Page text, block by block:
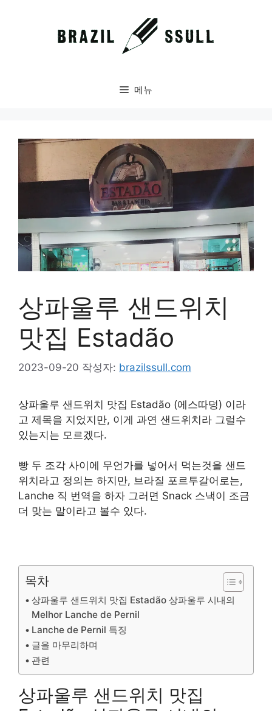
메뉴
상파울루 샌드위치
맛집 Estadão
2023-09-20 작성자: brazilssull.com
상파울루 샌드위치 맛집 Estadão (에스따덩) 이라
고 제목을 지었지만, 이게 과연 샌드위치라 그럴수
있는지는 모르겠다.
빵 두 조각 사이에 무언가를 넣어서 먹는것을 샌드
위치라고 정의는 하지만, 브라질 포르투갈어로는,
Lanche 직 번역을 하자 그러면 Snack 스낵이 조금
더 맞는 말이라고 볼수 있다.
목차
상파울루 샌드위치 맛집 Estadão 상파울루 시내의
Melhor Lanche de Pernil
Lanche de Pernil 특징
글을 마무리하며
관련
상파울루 샌드위치 맛집